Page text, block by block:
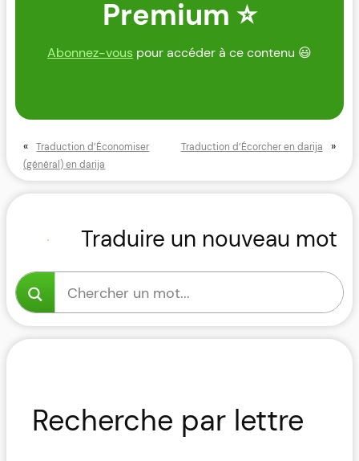
Premium ⭐
Abonnez-vous pour accéder à ce contenu 😃
«
Traduction d’Économiser
(général) en darija
Traduction d’Écorcher en darija »
Traduire un nouveau mot
Recherche par lettre